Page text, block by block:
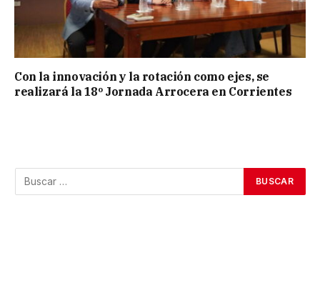
Con la innovación y la rotación como ejes, se
realizará la 18º Jornada Arrocera en Corrientes